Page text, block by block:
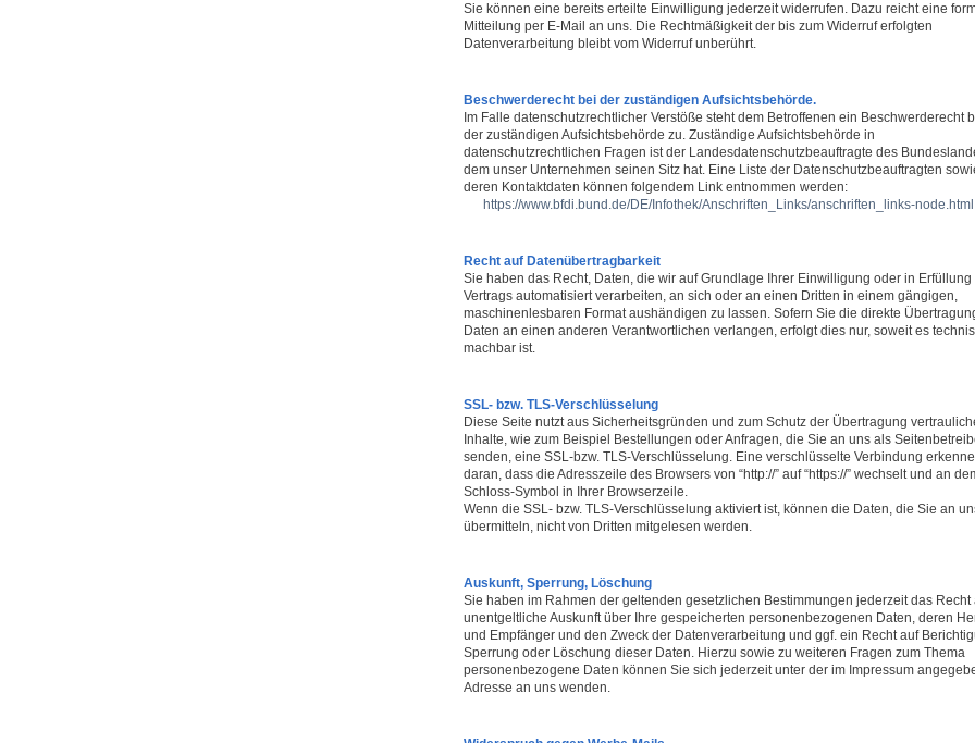
Sie können eine bereits erteilte Einwilligung jederzeit widerrufen. Dazu reicht eine
Mitteilung per E-Mail an uns. Die Rechtmäßigkeit der bis zum Widerruf erfolgten
Datenverarbeitung bleibt vom Widerruf unberührt.
Beschwerderecht bei der zuständigen Aufsichtsbehörde.
Im Falle datenschutzrechtlicher Verstöße steht dem Betroffenen ein Beschwerderecht
der zuständigen Aufsichtsbehörde zu. Zuständige Aufsichtsbehörde in
datenschutzrechtlichen Fragen ist der Landesdatenschutzbeauftragte des
dem unser Unternehmen seinen Sitz hat. Eine Liste der Datenschutzbeauftragten
deren Kontaktdaten können folgendem Link entnommen werden:
https://www.bfdi.bund.de/DE/Infothek/Anschriften_Links/anschriften_links-node.html
Recht auf Datenübertragbarkeit
Sie haben das Recht, Daten, die wir auf Grundlage Ihrer Einwilligung oder in Erfüllung
Vertrags automatisiert verarbeiten, an sich oder an einen Dritten in einem gängigen,
maschinenlesbaren Format aushändigen zu lassen. Sofern Sie die direkte
Daten an einen anderen Verantwortlichen verlangen, erfolgt dies nur, soweit es
machbar ist.
SSL- bzw. TLS-Verschlüsselung
Diese Seite nutzt aus Sicherheitsgründen und zum Schutz der Übertragung
Inhalte, wie zum Beispiel Bestellungen oder Anfragen, die Sie an uns als
senden, eine SSL-bzw. TLS-Verschlüsselung. Eine verschlüsselte Verbindung
daran, dass die Adresszeile des Browsers von “http://” auf “https://” wechselt und an
Schloss-Symbol in Ihrer Browserzeile.
Wenn die SSL- bzw. TLS-Verschlüsselung aktiviert ist, können die Daten, die Sie an
übermitteln, nicht von Dritten mitgelesen werden.
Auskunft, Sperrung, Löschung
Sie haben im Rahmen der geltenden gesetzlichen Bestimmungen jederzeit das Recht
unentgeltliche Auskunft über Ihre gespeicherten personenbezogenen Daten, deren
und Empfänger und den Zweck der Datenverarbeitung und ggf. ein Recht auf
Sperrung oder Löschung dieser Daten. Hierzu sowie zu weiteren Fragen zum Thema
personenbezogene Daten können Sie sich jederzeit unter der im Impressum
Adresse an uns wenden.